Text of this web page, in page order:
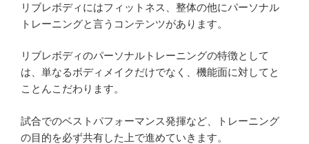
リブレボディにはフィットネス、整体の他にパーソナル
トレーニングと言うコンテンツがあります。
リブレボディのパーソナルトレーニングの特徴として
は、単なるボディメイクだけでなく、機能面に対してと
ことんこだわります。
試合でのベストパフォーマンス発揮など、トレーニング
の目的を必ず共有した上で進めていきます。